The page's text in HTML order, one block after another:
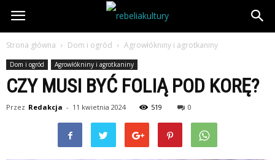
Strona główna Dom i ogród Agrowłókniny i agrotkaniny
Dom i ogród Agrowłókniny i agrotkaniny
CZY MUSI BYĆ FOLIĄ POD KORĘ?
Przez Redakcja - 11 kwietnia 2024 519 0